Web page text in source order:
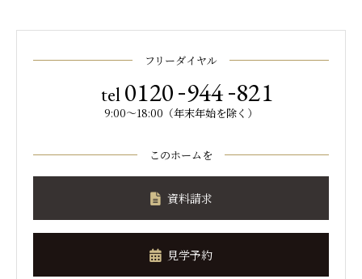
フリーダイヤル
tel0120-944-821
9:00～18:00（年末年始を除く）
このホームを
資料請求
見学予約